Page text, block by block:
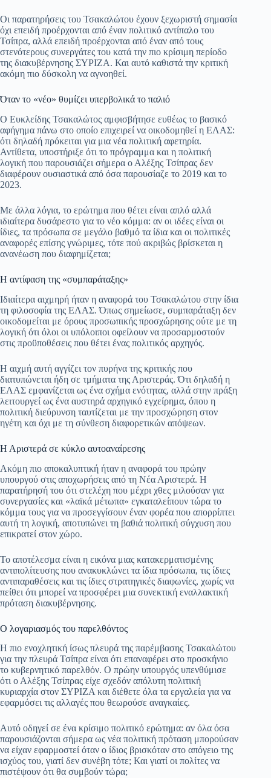
Οι παρατηρήσεις του Τσακαλώτου έχουν ξεχωριστή σημασία
όχι επειδή προέρχονται από έναν πολιτικό αντίπαλο του
Τσίπρα, αλλά επειδή προέρχονται από έναν από τους
στενότερους συνεργάτες του κατά την πιο κρίσιμη περίοδο
της διακυβέρνησης ΣΥΡΙΖΑ. Και αυτό καθιστά την κριτική
ακόμη πιο δύσκολη να αγνοηθεί.
Όταν το «νέο» θυμίζει υπερβολικά το παλιό
Ο Ευκλείδης Τσακαλώτος αμφισβήτησε ευθέως το βασικό
αφήγημα πάνω στο οποίο επιχειρεί να οικοδομηθεί η ΕΛΑΣ:
ότι δηλαδή πρόκειται για μια νέα πολιτική αφετηρία.
Αντίθετα, υποστήριξε ότι το πρόγραμμα και η πολιτική
λογική που παρουσιάζει σήμερα ο Αλέξης Τσίπρας δεν
διαφέρουν ουσιαστικά από όσα παρουσίαζε το 2019 και το
2023.
Με άλλα λόγια, το ερώτημα που θέτει είναι απλό αλλά
ιδιαίτερα δυσάρεστο για το νέο κόμμα: αν οι ιδέες είναι οι
ίδιες, τα πρόσωπα σε μεγάλο βαθμό τα ίδια και οι πολιτικές
αναφορές επίσης γνώριμες, τότε πού ακριβώς βρίσκεται η
ανανέωση που διαφημίζεται;
Η αντίφαση της «συμπαράταξης»
Ιδιαίτερα αιχμηρή ήταν η αναφορά του Τσακαλώτου στην ίδια
τη φιλοσοφία της ΕΛΑΣ. Όπως σημείωσε, συμπαράταξη δεν
οικοδομείται με όρους προσωπικής προσχώρησης ούτε με τη
λογική ότι όλοι οι υπόλοιποι οφείλουν να προσαρμοστούν
στις προϋποθέσεις που θέτει ένας πολιτικός αρχηγός.
Η αιχμή αυτή αγγίζει τον πυρήνα της κριτικής που
διατυπώνεται ήδη σε τμήματα της Αριστεράς. Ότι δηλαδή η
ΕΛΑΣ εμφανίζεται ως ένα σχήμα ενότητας, αλλά στην πράξη
λειτουργεί ως ένα αυστηρά αρχηγικό εγχείρημα, όπου η
πολιτική διεύρυνση ταυτίζεται με την προσχώρηση στον
ηγέτη και όχι με τη σύνθεση διαφορετικών απόψεων.
Η Αριστερά σε κύκλο αυτοαναίρεσης
Ακόμη πιο αποκαλυπτική ήταν η αναφορά του πρώην
υπουργού στις αποχωρήσεις από τη Νέα Αριστερά. Η
παρατήρησή του ότι στελέχη που μέχρι χθες μιλούσαν για
συνεργασίες και «λαϊκά μέτωπα» εγκαταλείπουν τώρα το
κόμμα τους για να προσεγγίσουν έναν φορέα που απορρίπτει
αυτή τη λογική, αποτυπώνει τη βαθιά πολιτική σύγχυση που
επικρατεί στον χώρο.
Το αποτέλεσμα είναι η εικόνα μιας κατακερματισμένης
αντιπολίτευσης που ανακυκλώνει τα ίδια πρόσωπα, τις ίδιες
αντιπαραθέσεις και τις ίδιες στρατηγικές διαφωνίες, χωρίς να
πείθει ότι μπορεί να προσφέρει μια συνεκτική εναλλακτική
πρόταση διακυβέρνησης.
Ο λογαριασμός του παρελθόντος
Η πιο ενοχλητική ίσως πλευρά της παρέμβασης Τσακαλώτου
για την πλευρά Τσίπρα είναι ότι επαναφέρει στο προσκήνιο
το κυβερνητικό παρελθόν. Ο πρώην υπουργός υπενθύμισε
ότι ο Αλέξης Τσίπρας είχε σχεδόν απόλυτη πολιτική
κυριαρχία στον ΣΥΡΙΖΑ και διέθετε όλα τα εργαλεία για να
εφαρμόσει τις αλλαγές που θεωρούσε αναγκαίες.
Αυτό οδηγεί σε ένα κρίσιμο πολιτικό ερώτημα: αν όλα όσα
παρουσιάζονται σήμερα ως νέα πολιτική πρόταση μπορούσαν
να είχαν εφαρμοστεί όταν ο ίδιος βρισκόταν στο απόγειο της
ισχύος του, γιατί δεν συνέβη τότε; Και γιατί οι πολίτες να
πιστέψουν ότι θα συμβούν τώρα;